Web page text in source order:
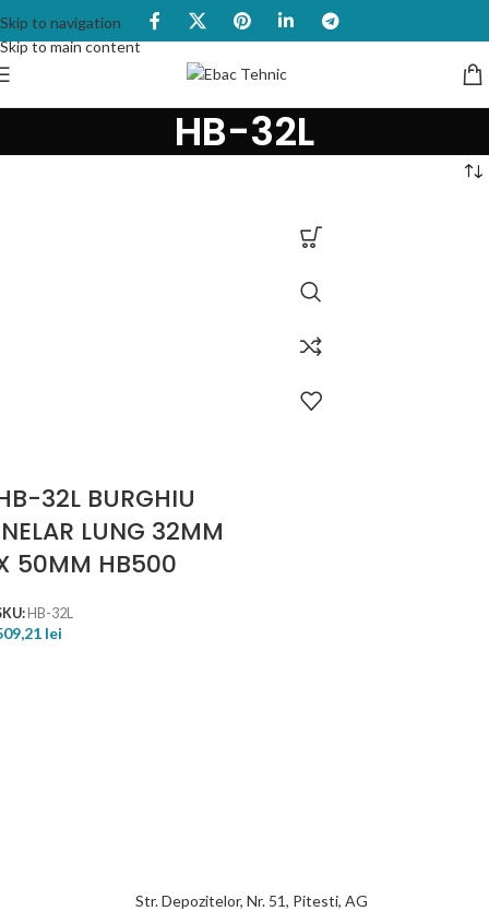
Skip to navigation
Skip to main content
HB-32L
32L BURGHIU
LUNG 32MM
50MM HB500
HB-32L
lei
Str. Depozitelor, Nr. 51, Pitesti, AG